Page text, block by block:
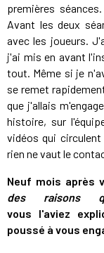
premières
Avant les deux
avec les joueurs.
j'ai mis en avant
tout. Même si je
se remet
que j'allais
histoire, sur
vidéos qui
rien ne vaut le
Neuf mois après
des raisons
vous l'aviez
poussé à vous